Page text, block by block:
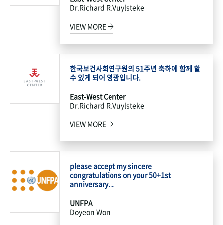
Dr.Richard R.Vuylsteke
VIEW MORE
한국보건사회연구원의 51주년 축하에 함께 할
수 있게 되어 영광입니다.
East-West Center
Dr.Richard R.Vuylsteke
VIEW MORE
please accept my sincere
congratulations on your 50+1st
anniversary...
UNFPA
Doyeon Won